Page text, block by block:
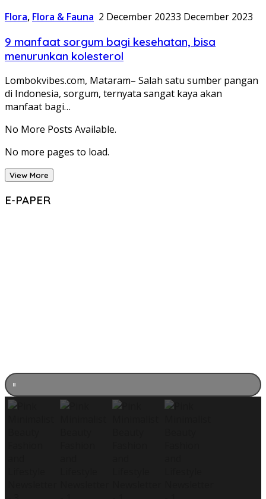
Flora, Flora & Fauna 2 December 20233 December 2023
9 manfaat sorgum bagi kesehatan, bisa
menurunkan kolesterol
Lombokvibes.com, Mataram– Salah satu sumber pangan
di Indonesia, sorgum, ternyata sangat kaya akan
manfaat bagi…
No More Posts Available.
No more pages to load.
View More
E-PAPER